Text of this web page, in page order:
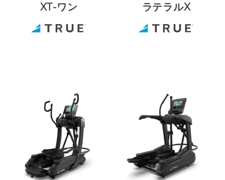
XT-ワン ラテラルX